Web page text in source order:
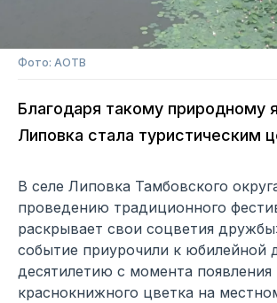
Фото: АОТВ
Благодаря такому природному
Липовка стала туристическим
В селе Липовка Тамбовского
проведению традиционного
раскрывает свои соцветия
событие приурочили к юбилейной
десятилетию с момента появления
краснокнижного цветка на